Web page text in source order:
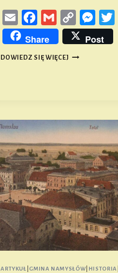
EmailFacebook
GmailCopy
Link
Share Post
DOWIEDZ SIĘ WIĘCEJ KOŚCIÓŁ
ARTYKUŁ GMINA NAMYSŁÓW HISTORIA